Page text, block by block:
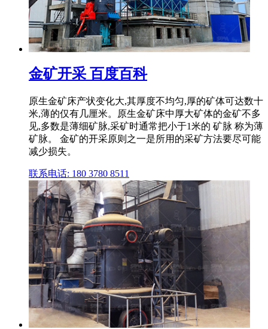
金矿开采 百度百科
原生金矿床产状变化大,其厚度不均匀,厚的矿体可达数十
米,薄的仅有几厘米。原生金矿床中厚大矿体的金矿不多
见,多数是薄细矿脉,采矿时通常把小于1米的 矿脉 称为薄
矿脉。 金矿的开采原则之一是所用的采矿方法要尽可能
减少损失。
联系电话: 180 3780 8511